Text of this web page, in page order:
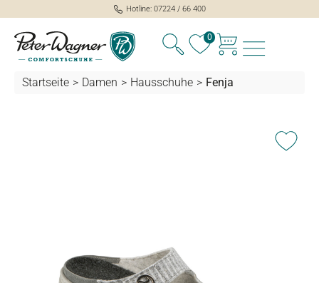
springen
Hotline: 07224 / 66 400
0
Startseite > Damen > Hausschuhe > Fenja